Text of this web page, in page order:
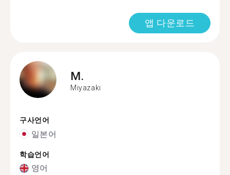
앱 다운로드
M.
Miyazaki
구사언어
일본어
학습언어
영어